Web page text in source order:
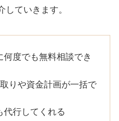
していきます。
何度でも無料相談でき
りや資金計画が一括で
代行してくれる